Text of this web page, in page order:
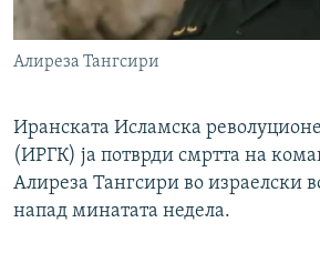
Алиреза Тангсири
Иранската Исламска
(ИРГК) ја потврди смртта на
Алиреза Тангсири во израелски
напад минатата недела.